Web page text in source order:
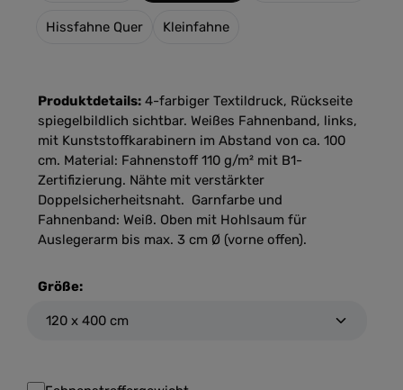
Hissfahne Quer Kleinfahne
Produktdetails: 4-farbiger Textildruck, Rückseite
spiegelbildlich sichtbar. Weißes Fahnenband, links,
mit Kunststoffkarabinern im Abstand von ca. 100
cm. Material: Fahnenstoff 110 g/m² mit B1-
Zertifizierung. Nähte mit verstärkter
Doppelsicherheitsnaht. Garnfarbe und
Fahnenband: Weiß. Oben mit Hohlsaum für
Auslegerarm bis max. 3 cm Ø (vorne offen).
Größe: